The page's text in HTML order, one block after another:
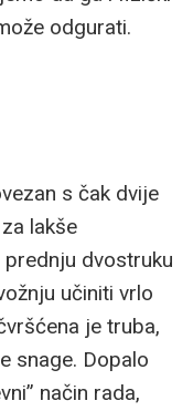
odgurati.
s čak dvije
lakše
dvostruku
učiniti vrlo
je truba,
snage. Dopalo
način rada,